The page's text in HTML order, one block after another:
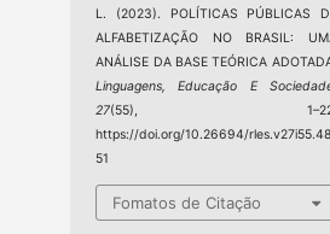
L. (2023). POLÍTICAS PÚBLICAS
ALFABETIZAÇÃO NO BRASIL:
ANÁLISE DA BASE TEÓRICA
Linguagens, Educação E
27(55),
https://doi.org/10.26694/
51
Fomatos de Citação